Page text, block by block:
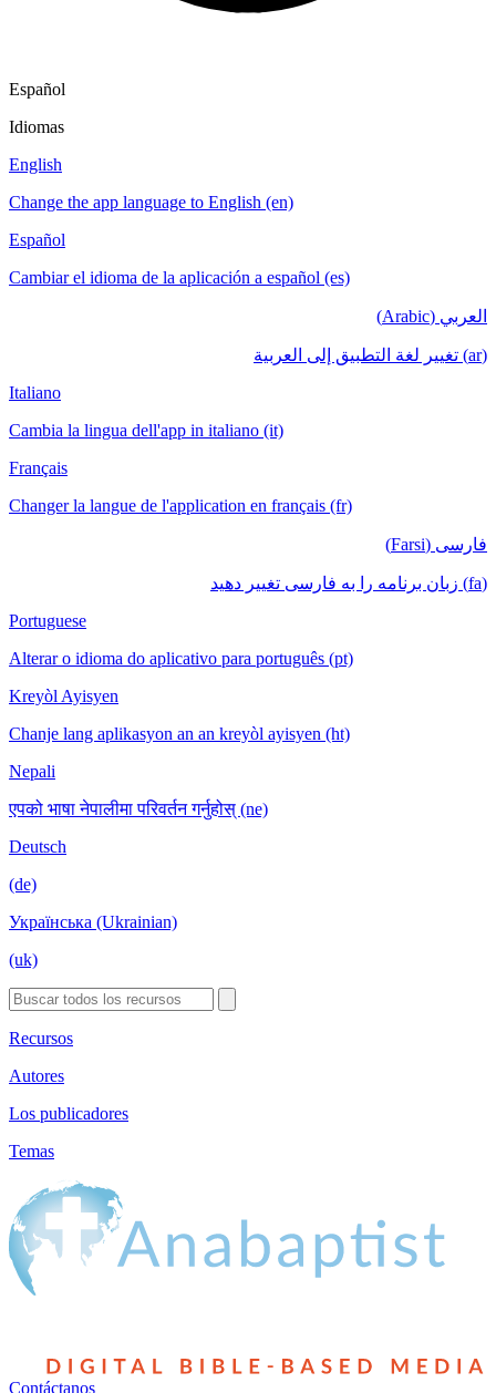
Español
Idiomas
English
Change the app language to English (en)
Español
Cambiar el idioma de la aplicación a español (es)
العربي (Arabic)
(ar) تغيير لغة التطبيق إلى العربية
Italiano
Cambia la lingua dell'app in italiano (it)
Français
Changer la langue de l'application en français (fr)
فارسی (Farsi)
(fa) زبان برنامه را به فارسی تغییر دهید
Portuguese
Alterar o idioma do aplicativo para português (pt)
Kreyòl Ayisyen
Chanje lang aplikasyon an an kreyòl ayisyen (ht)
Nepali
एपको भाषा नेपालीमा परिवर्तन गर्नुहोस् (ne)
Deutsch
(de)
Українська (Ukrainian)
(uk)
Recursos
Autores
Los publicadores
Temas
Contáctanos